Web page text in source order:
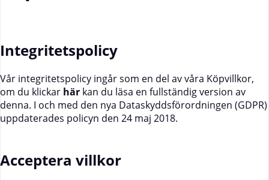
Integritetspolicy
Vår integritetspolicy ingår som en del av våra Köpvillkor,
om du klickar här kan du läsa en fullständig version av
denna. I och med den nya Dataskyddsförordningen (GDPR)
uppdaterades policyn den 24 maj 2018.
Acceptera villkor